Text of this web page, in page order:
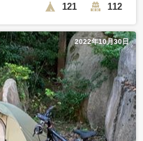
121 112
2022年10月30日